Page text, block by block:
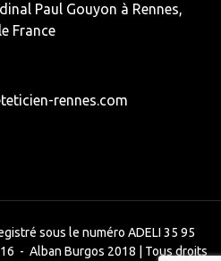
Paul Gouyon à Rennes,
France
rennes.com
sous le numéro ADELI 35 95
- Alban Burgos 2018 | Tous droits